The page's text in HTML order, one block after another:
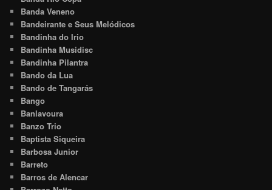
Banda Veneno
Bandeirante e Seus Melódicos
Bandinha do Irio
Bandinha Musidisc
Bandinha Pilantra
Bando da Lua
Bando de Tangarás
Bango
Banlavoura
Banzo Trio
Baptista Siqueira
Barbosa Junior
Barreto
Barros de Alencar